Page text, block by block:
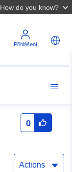
How do you know?
Přihlášení
0
Actions